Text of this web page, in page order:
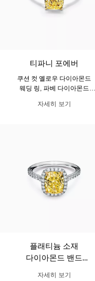
티파니 포에버
쿠션 컷 옐로우 다이아몬드
웨딩 링, 파베 다이아몬드
자세히 보기
플래티늄 소재
다이아몬드 밴드
디자인의 티파니
자세히 보기